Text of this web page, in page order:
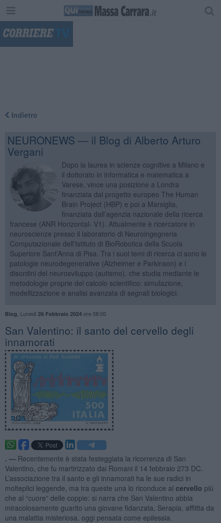
Indietro
NEURONEWS — il Blog di Alberto Arturo
Vergani
Dopo la laurea in scienze cognitive a Milano e
il dottorato in informatica e matematica a
Varese, vince una posizione a Londra
finanziata dal progetto europeo The Human
Brain Project (HBP) e poi a Marsiglia,
finanziata dall’agenzia nazionale della ricerca
francese (ANR Horizontal- V1). Attualmente è ricercatore in
neuroscienze presso il laboratorio di Neuroingegneria
Computazionale dell'Istituto di BioRobotica della Scuola
Superiore Sant’Anna di Pisa. Tra i suoi temi di ricerca ci sono le
patologie neurodegenerative (Alzheimer e Parkinson) e i
disordini del neurosviluppo (autismo), che studia mediante le
metodologie proprie del calcolo scientifico: simulazione,
modellizzazione e analisi avanzata di segnali biologici.
Blog Lunedì 26 Febbraio 2024ore 08:00
San Valentino: il santo del cervello degli
innamorati
. — Recentemente è stata festeggiata la ricorrenza di San
Valentino, che fu martirizzato dai Romani il 14 febbraio 273 DC.
L’associazione tra il santo e gli innamorati ha le sue radici in
molteplici leggende, ma tra queste una lo riconduce al cervello più
che al “cuore” delle coppie: si narra che San Valentino abbia
miracolosamente guarito una giovane fidanzata, Serapia, afflitta da
una malattia misteriosa, oggi pensata come epilessia.